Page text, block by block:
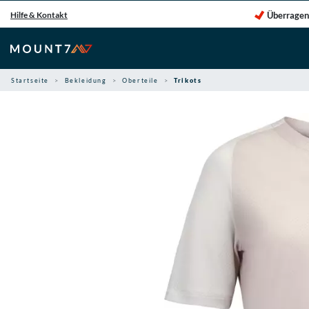
Inhalt
springen
Hilfe & Kontakt
Startseite Bekleidung Oberteile Trikots